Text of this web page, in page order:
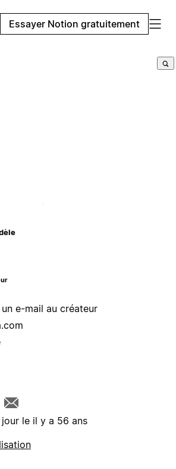
Essayer Notion gratuitement
e-mail au créateur
le il y a 56 ans